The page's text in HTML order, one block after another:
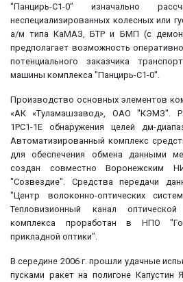
"Панцирь-С1-0" изначально
неспециализированных колесных или
а/м типа КаМАЗ, БТР и БМП (с
предполагает возможность
потенциального заказчика
машины комплекса "Панцирь-С1-0".
Производство основных элементов
«АК «Туламашзавод», ОАО "КЭМЗ".
1РС1-1Е обнаружения целей дм-
Автоматизированный комплекс
для обеспечения обмена данными
создан совместно Воронежским
"Созвездие". Средства передачи
"Центр волоконно-оптических
Тепловизионный канал
комплекса проработан в НПО
прикладной оптики".
В середине 2006 г. прошли удачные
пусками ракет на полигоне Капустин